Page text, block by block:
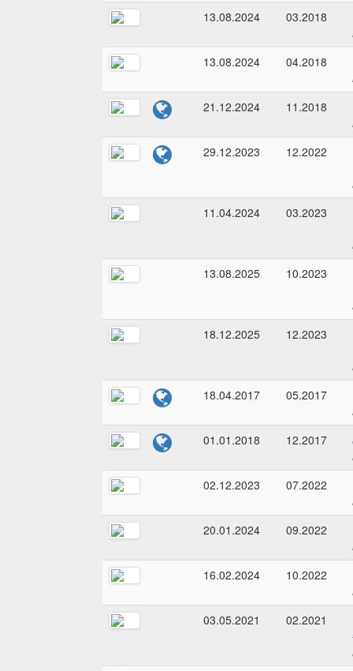
13.08.2024
03.2018
13.08.2024
04.2018
21.12.2024
11.2018
29.12.2023
12.2022
11.04.2024
03.2023
13.08.2025
10.2023
18.12.2025
12.2023
18.04.2017
05.2017
01.01.2018
12.2017
02.12.2023
07.2022
20.01.2024
09.2022
16.02.2024
10.2022
03.05.2021
02.2021